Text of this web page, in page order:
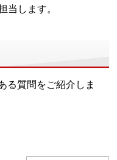
当します。
る質問をご紹介しま